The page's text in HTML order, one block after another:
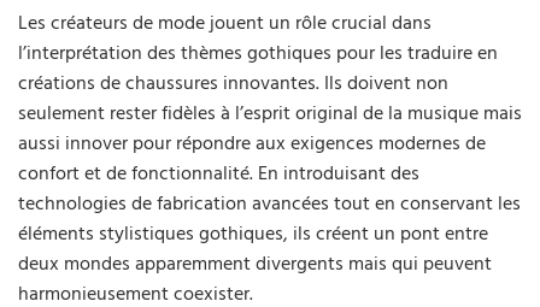
Les créateurs de mode jouent un rôle crucial dans
l’interprétation des thèmes gothiques pour les traduire en
créations de chaussures innovantes. Ils doivent non
seulement rester fidèles à l’esprit original de la musique mais
aussi innover pour répondre aux exigences modernes de
confort et de fonctionnalité. En introduisant des
technologies de fabrication avancées tout en conservant les
éléments stylistiques gothiques, ils créent un pont entre
deux mondes apparemment divergents mais qui peuvent
harmonieusement coexister.